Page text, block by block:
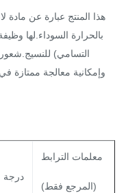
المنتج عبارة عن مادة
بالحرارة السوداء.لها وظيفة
التسامي) للنسيج.شعور
معالجة ممتازة في
معلمات الترابط
(المرجع فقط)
درجة